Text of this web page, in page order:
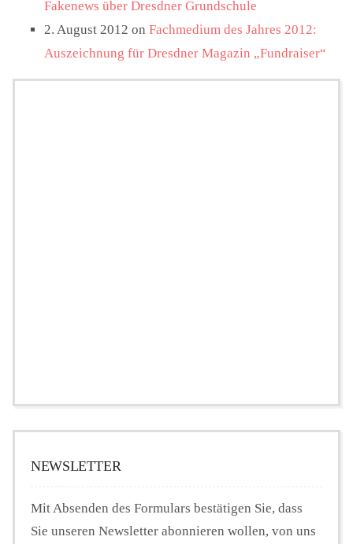
Fakenews über Dresdner Grundschule
2. August 2012 on Fachmedium des Jahres 2012:
Auszeichnung für Dresdner Magazin „Fundraiser“
NEWSLETTER
Mit Absenden des Formulars bestätigen Sie, dass
Sie unseren Newsletter abonnieren wollen, von uns